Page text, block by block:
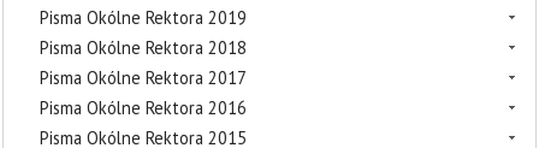
Pisma Okólne Rektora 2019
Pisma Okólne Rektora 2018
Pisma Okólne Rektora 2017
Pisma Okólne Rektora 2016
Pisma Okólne Rektora 2015